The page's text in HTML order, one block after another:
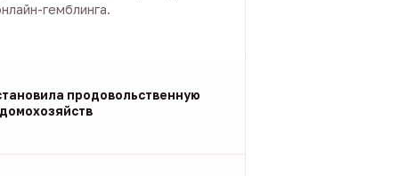
гемблинга.
продовольственную